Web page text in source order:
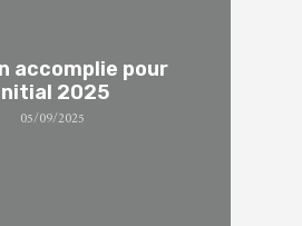
accomplie pour
2025
05/09/2025